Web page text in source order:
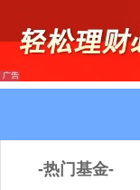
-热门基金-